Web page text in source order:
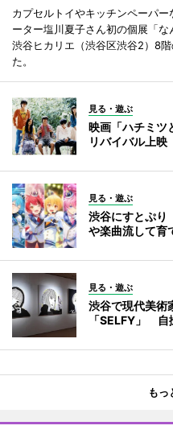
カプセルトイやキッチンペーパ
ーター塩川夏子さん初の個展「な
渋谷ヒカリエ（渋谷区渋谷2）8
た。
見る・遊ぶ
映画「ハチミツ
リバイバル上映
見る・遊ぶ
渋谷にすとぷ
や楽曲流して育
見る・遊ぶ
渋谷で現代美術
「SELFY」 自
もっ